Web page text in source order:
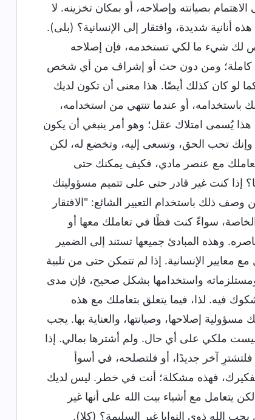
بصيانته وإصلاحه، أو بمكان تخزينه. لا
شديدة، وافتقار إلى الإنسانية؟ (بلى).
خُصص لك شيء ما لكي تستخدمه، فإن إصلاحه
كاملة؛ ومن دون حث أو إشراف من أي شخص
لو كان كذلك أيضًا. هذا معنى أن تكون لديك
باستخدامه، أو عندما تنتهي من استخدامه،
يُسمى امتلاك عقل؛ وهو أمر ينبغي أن يكون
وإنك تحب الحق، وتسعى إليه، وتخضع له، لكن
تعاملك مع عنصر مادي، فكيف يمكنك حتى
إذا كنت غير قادر حتى على تتميم مسؤوليتك
ذلك باستخدام التعبير الشائع: "الافتقار
سواءً كنت فظًا في تعاملك معها أو
وهذه المبادئ جميعها تستند إلى الضمير
معايير الإنسانية. إذا لم تتمكن حتى من تلبية
ومستلزماته واستخدامها بشكل صحيح، فإن مدى
فيه. لذا، فيما يتعلق بتعاملك مع هذه
إصلاحها، وصيانتها، والعناية بها. يجب
ليست ملكي على أي حال. ولم أشترها بمالي. إذا
آخر جديدًا، أو فلتصلحه، في أسوأ
فهذه مشكلة؛ أنت في خطر. ليس لديك
يتعامل مع أشياء بيت الله على أنها غير
الله ذوي النوايا غير السليمة؟ (كلا).